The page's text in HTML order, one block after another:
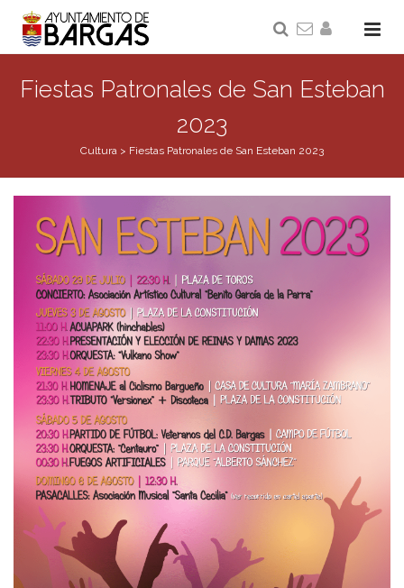
Fiestas Patronales de San Esteban
2023
Cultura > Fiestas Patronales de San Esteban 2023